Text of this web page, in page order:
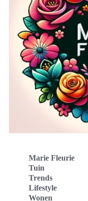
Marie Fleurie
Tuin
Trends
Lifestyle
Wonen